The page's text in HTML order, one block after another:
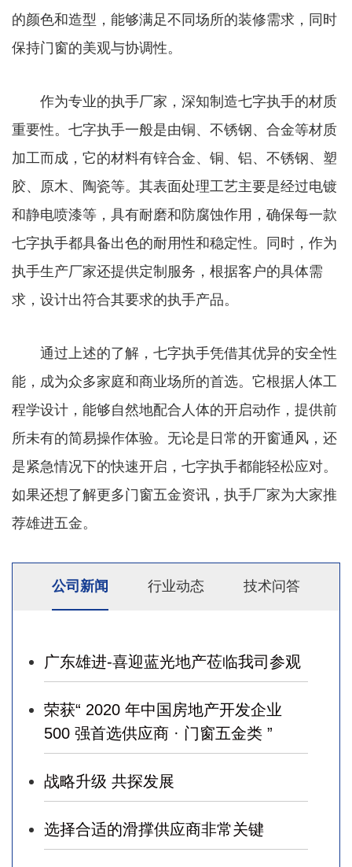
的颜色和造型，能够满足不同场所的装修需求，同时
保持门窗的美观与协调性。
作为专业的执手厂家，深知制造七字执手的材质
重要性。七字执手一般是由铜、不锈钢、合金等材质
加工而成，它的材料有锌合金、铜、铝、不锈钢、塑
胶、原木、陶瓷等。其表面处理工艺主要是经过电镀
和静电喷漆等，具有耐磨和防腐蚀作用，确保每一款
七字执手都具备出色的耐用性和稳定性。同时，作为
执手生产厂家还提供定制服务，根据客户的具体需
求，设计出符合其要求的执手产品。
通过上述的了解，七字执手凭借其优异的安全性
能，成为众多家庭和商业场所的首选。它根据人体工
程学设计，能够自然地配合人体的开启动作，提供前
所未有的简易操作体验。无论是日常的开窗通风，还
是紧急情况下的快速开启，七字执手都能轻松应对。
如果还想了解更多门窗五金资讯，执手厂家为大家推
荐雄进五金。
公司新闻 行业动态 技术问答
广东雄进-喜迎蓝光地产莅临我司参观
荣获“ 2020 年中国房地产开发企业
500 强首选供应商 · 门窗五金类 ”
战略升级 共探发展
选择合适的滑撑供应商非常关键